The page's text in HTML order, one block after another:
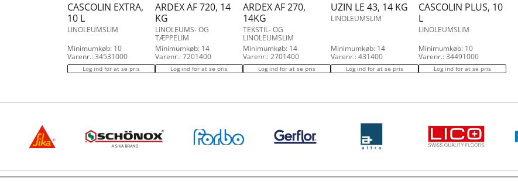
CASCOLIN EXTRA,
10 L
LINOLEUMSLIM
Minimumkøb: 10
Varenr.: 34531000
Log ind for at se pris
ARDEX AF 720, 14
KG
LINOLEUMS- OG
TÆPPELIM
Minimumkøb: 14
Varenr.: 7201400
Log ind for at se pris
ARDEX AF 270,
14KG
TEKSTIL- OG
LINOLEUMSLIM
Minimumkøb: 14
Varenr.: 2701400
Log ind for at se pris
UZIN LE 43, 14 KG
LINOLEUMSLIM
Minimumkøb: 14
Varenr.: 431400
Log ind for at se pris
CASCOLIN PLUS, 10
L
LINOLEUMSLIM
Minimumkøb: 10
Varenr.: 34491000
Log ind for at se pris